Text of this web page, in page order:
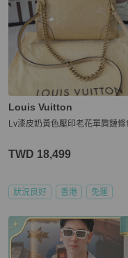
Louis Vuitton
Lv漆皮奶黃色壓印老花單肩鏈條
TWD 18,499
狀況良好 香港 免運